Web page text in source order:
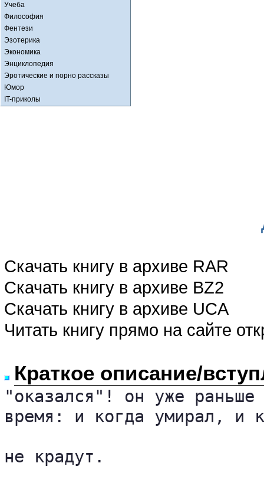
Учеба
Философия
Фентези
Эзотерика
Экономика
Энциклопедия
Эротические и порно рассказы
Юмор
IT-приколы
Скачать книгу в архиве RAR
Скачать книгу в архиве BZ2
Скачать книгу в архиве UCA
Читать книгу прямо на сайте
Краткое описание/
"оказался"! он уже
время: и когда умирал, и
не крадут.